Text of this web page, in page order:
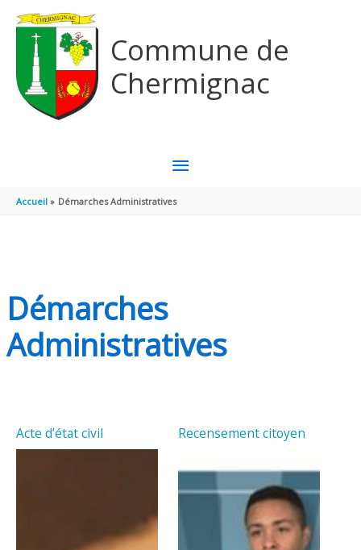
Commune de
Chermignac
MENU
PRINCIPAL
Accueil Démarches Administratives
Démarches
Administratives
Acte d’état civil Recensement citoyen